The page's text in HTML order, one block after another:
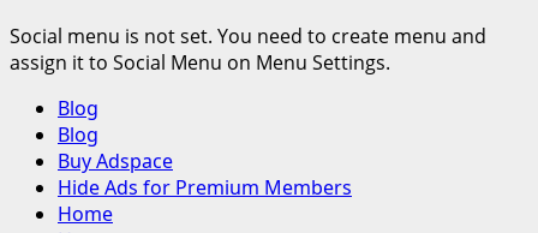
Social menu is not set. You need to create menu and
assign it to Social Menu on Menu Settings.
Primary
Menu
Blog
Blog
Buy Adspace
Hide Ads for Premium Members
Home